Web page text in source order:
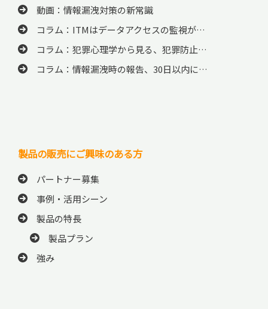
動画：情報漏洩対策の新常識
コラム：ITMはデータアクセスの監視が…
コラム：犯罪心理学から見る、犯罪防止…
コラム：情報漏洩時の報告、30日以内に…
製品の販売にご興味のある方
パートナー募集
事例・活用シーン
製品の特長
製品プラン
強み